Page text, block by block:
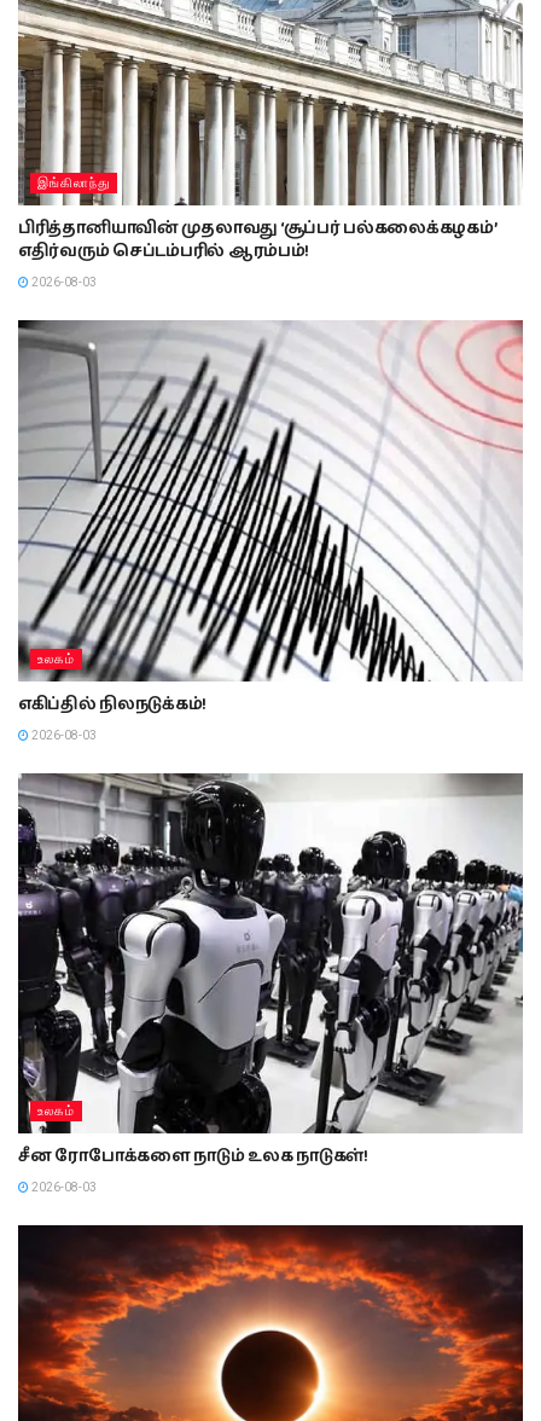
இங்கிலாந்து
பிரித்தானியாவின் முதலாவது ‘சூப்பர் பல்கலைக்கழகம்’
எதிர்வரும் செப்டம்பரில் ஆரம்பம்!
2026-08-03
உலகம்
எகிப்தில் நிலநடுக்கம்!
2026-08-03
உலகம்
சீன ரோபோக்களை நாடும் உலக நாடுகள்!
2026-08-03